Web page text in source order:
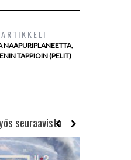
NAAPURIPLANEETTA,
TAPPIOIN (PELIT)
seuraavista